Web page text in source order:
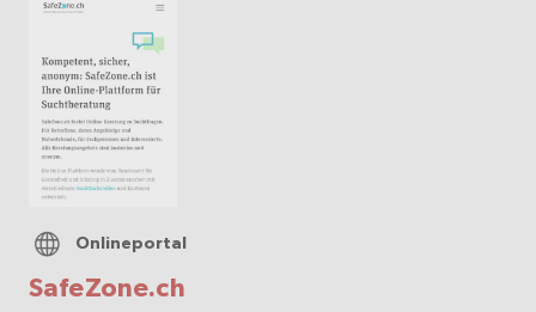
SafeZone.ch
Onlineportal